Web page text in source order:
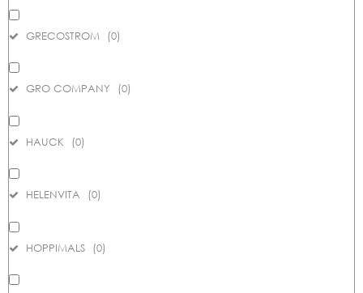
GRECOSTROM (0)
GRO COMPANY (0)
HAUCK (0)
HELENVITA (0)
HOPPIMALS (0)